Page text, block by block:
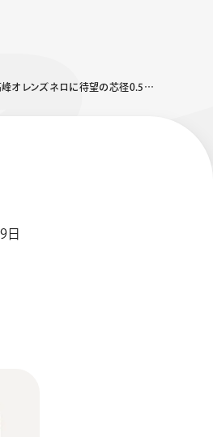
スマッシュ 限定 ダイヤ
ノック式シャープペンシルの最高峰オレンズネロに待望の芯径0.5が登場 ぺんてるノック式シャープペン60周年企画第二弾として
日